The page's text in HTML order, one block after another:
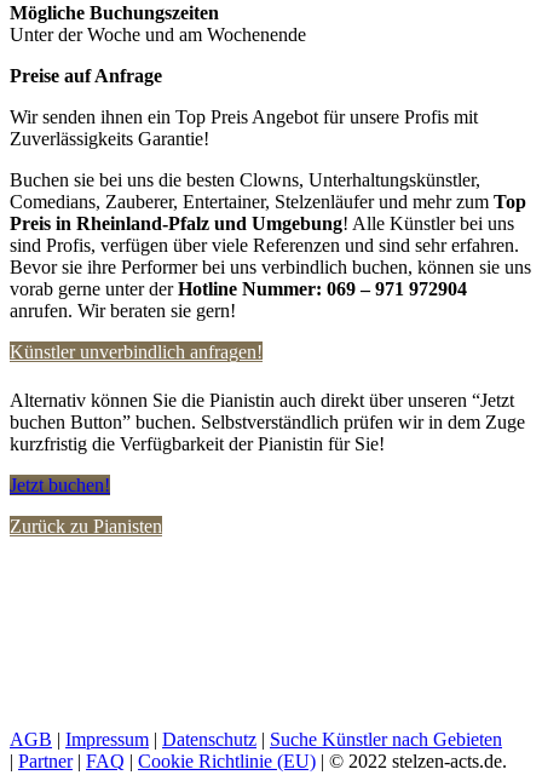
Mögliche Buchungszeiten
Unter der Woche und am Wochenende
Preise auf Anfrage
Wir senden ihnen ein Top Preis Angebot für unsere Profis mit
Zuverlässigkeits Garantie!
Buchen sie bei uns die besten Clowns, Unterhaltungskünstler,
Comedians, Zauberer, Entertainer, Stelzenläufer und mehr zum Top
Preis in Rheinland-Pfalz und Umgebung! Alle Künstler bei uns
sind Profis, verfügen über viele Referenzen und sind sehr erfahren.
Bevor sie ihre Performer bei uns verbindlich buchen, können sie uns
vorab gerne unter derHotline Nummer: 069 – 971 972904
anrufen. Wir beraten sie gern!
Künstler unverbindlich anfragen!
Alternativ können Sie die Pianistin auch direkt über unseren “Jetzt
buchen Button” buchen. Selbstverständlich prüfen wir in dem Zuge
kurzfristig die Verfügbarkeit der Pianistin für Sie!
Jetzt buchen!
Zurück zu Pianisten
AGB | Impressum | Datenschutz | Suche Künstler nach Gebieten
| Partner| FAQ | Cookie Richtlinie (EU) | © 2022 stelzen-acts.de.